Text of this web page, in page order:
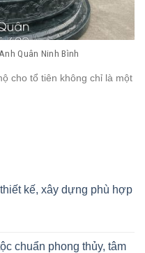
Quân Ninh Bình
cho tổ tiên không chỉ là một
kế, xây dựng phù hợp
chuẩn phong thủy, tâm